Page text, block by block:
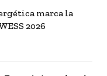
marca la
2026